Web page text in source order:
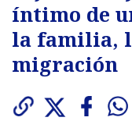
íntimo de
la familia,
migración